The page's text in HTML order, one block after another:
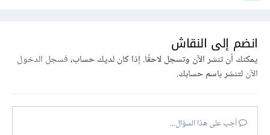
انضم إلى النقاش
يمكنك أن تنشر الآن وتسجل لاحقًا. إذا كان لديك حساب،فسجل الدخول
الآنلتنشر باسم حسابك.
أجب على هذا السؤال...